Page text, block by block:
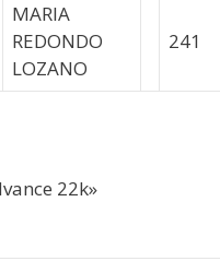
MARIA
REDONDO
LOZANO
241
22k»